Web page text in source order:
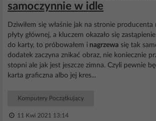
samoczynnie w idle
Dziwiłem się właśnie jak na stronie
płyty głównej, a kluczem okazało się
do karty, to próbowałem i nagrzewa się tak
dodatek zaczyna znikać obraz, nie koniecznie
stopni ale jak jest jeszcze zimna. Czyli pewnie
karta graficzna albo jej kres...
Komputery Początkujący
11 Kwi 2021 13:14